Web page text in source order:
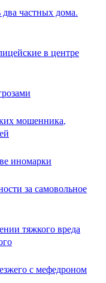
частных дома.
в центре
мошенника,
иномарки
за самовольное
тяжкого вреда
с мефедроном